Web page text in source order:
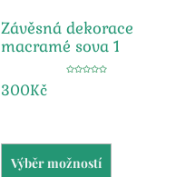
Závěsná dekorace
macramé sova 1
300Kč
Výběr možností